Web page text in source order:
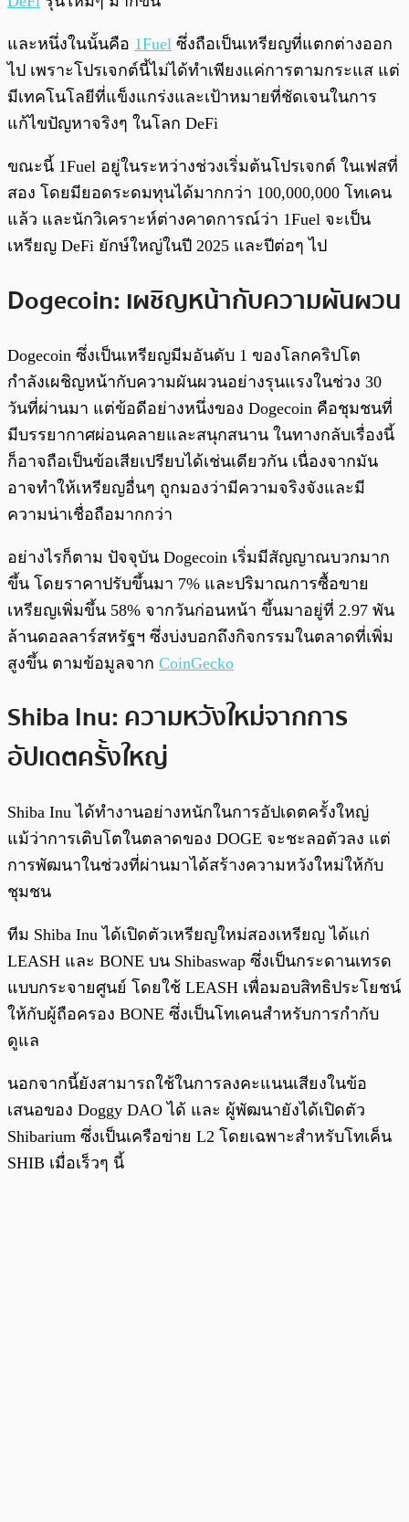
และหนึ่งในนั้นคือ 1Fuel ซึ่งถือเป็นเหรียญที่แตกต่างออก
ไป เพราะโปรเจกต์นี้ไม่ได้ทำเพียงแค่การตามกระแส แต่
มีเทคโนโลยีที่แข็งแกร่งและเป้าหมายที่ชัดเจนในการ
แก้ไขปัญหาจริงๆ ในโลก DeFi
ขณะนี้ 1Fuel อยู่ในระหว่างช่วงเริ่มต้นโปรเจกต์ ในเฟสที่
สอง โดยมียอดระดมทุนได้มากกว่า 100,000,000 โทเคน
แล้ว และนักวิเคราะห์ต่างคาดการณ์ว่า 1Fuel จะเป็น
เหรียญ DeFi ยักษ์ใหญ่ในปี 2025 และปีต่อๆ ไป
Dogecoin: เผชิญหน้ากับความผันผวน
Dogecoin ซึ่งเป็นเหรียญมีมอันดับ 1 ของโลกคริปโต
กำลังเผชิญหน้ากับความผันผวนอย่างรุนแรงในช่วง 30
วันที่ผ่านมา แต่ข้อดีอย่างหนึ่งของ Dogecoin คือชุมชนที่
มีบรรยากาศผ่อนคลายและสนุกสนาน ในทางกลับเรื่องนี้
ก็อาจถือเป็นข้อเสียเปรียบได้เช่นเดียวกัน เนื่องจากมัน
อาจทำให้เหรียญอื่นๆ ถูกมองว่ามีความจริงจังและมี
ความน่าเชื่อถือมากกว่า
อย่างไรก็ตาม ปัจจุบัน Dogecoin เริ่มมีสัญญาณบวกมาก
ขึ้น โดยราคาปรับขึ้นมา 7% และปริมาณการซื้อขาย
เหรียญเพิ่มขึ้น 58% จากวันก่อนหน้า ขึ้นมาอยู่ที่ 2.97 พัน
ล้านดอลลาร์สหรัฐฯ ซึ่งบ่งบอกถึงกิจกรรมในตลาดที่เพิ่ม
สูงขึ้น ตามข้อมูลจาก CoinGecko
Shiba Inu: ความหวังใหม่จากการ
อัปเดตครั้งใหญ่
Shiba Inu ได้ทำงานอย่างหนักในการอัปเดตครั้งใหญ่
แม้ว่าการเติบโตในตลาดของ DOGE จะชะลอตัวลง แต่
การพัฒนาในช่วงที่ผ่านมาได้สร้างความหวังใหม่ให้กับ
ชุมชน
ทีม Shiba Inu ได้เปิดตัวเหรียญใหม่สองเหรียญ ได้แก่
LEASH และ BONE บน Shibaswap ซึ่งเป็นกระดานเทรด
แบบกระจายศูนย์ โดยใช้ LEASH เพื่อมอบสิทธิประโยชน์
ให้กับผู้ถือครอง BONE ซึ่งเป็นโทเคนสำหรับการกำกับ
ดูแล
นอกจากนี้ยังสามารถใช้ในการลงคะแนนเสียงในข้อ
เสนอของ Doggy DAO ได้ และ ผู้พัฒนายังได้เปิดตัว
Shibarium ซึ่งเป็นเครือข่าย L2 โดยเฉพาะสำหรับโทเค็น
SHIB เมื่อเร็วๆ นี้